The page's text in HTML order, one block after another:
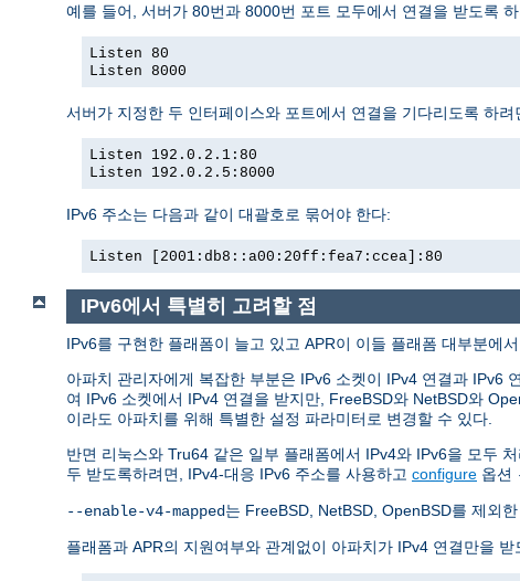
예를 들어, 서버가 80번과 8000번 포트 모두에서 연결을 받도록
Listen 80
Listen 8000
서버가 지정한 두 인터페이스와 포트에서 연결을 기다리도록 하려
Listen 192.0.2.1:80
Listen 192.0.2.5:8000
IPv6 주소는 다음과 같이 대괄호로 묶어야 한다:
Listen [2001:db8::a00:20ff:fea7:ccea]:80
IPv6에서 특별히 고려할 점
IPv6를 구현한 플래폼이 늘고 있고 APR이 이들 플래폼 대부분에
아파치 관리자에게 복잡한 부분은 IPv6 소켓이 IPv4 연결과 IPv6
여 IPv6 소켓에서 IPv4 연결을 받지만, FreeBSD와 NetBSD와
이라도 아파치를 위해 특별한 설정 파라미터로 변경할 수 있다.
반면 리눅스와 Tru64 같은 일부 플래폼에서 IPv4와 IPv6을 모두
두 받도록하려면, IPv4-대응 IPv6 주소를 사용하고 configure 옵션
--enable-v4-mapped는 FreeBSD, NetBSD, OpenBSD를 제외
플래폼과 APR의 지원여부와 관계없이 아파치가 IPv4 연결만을